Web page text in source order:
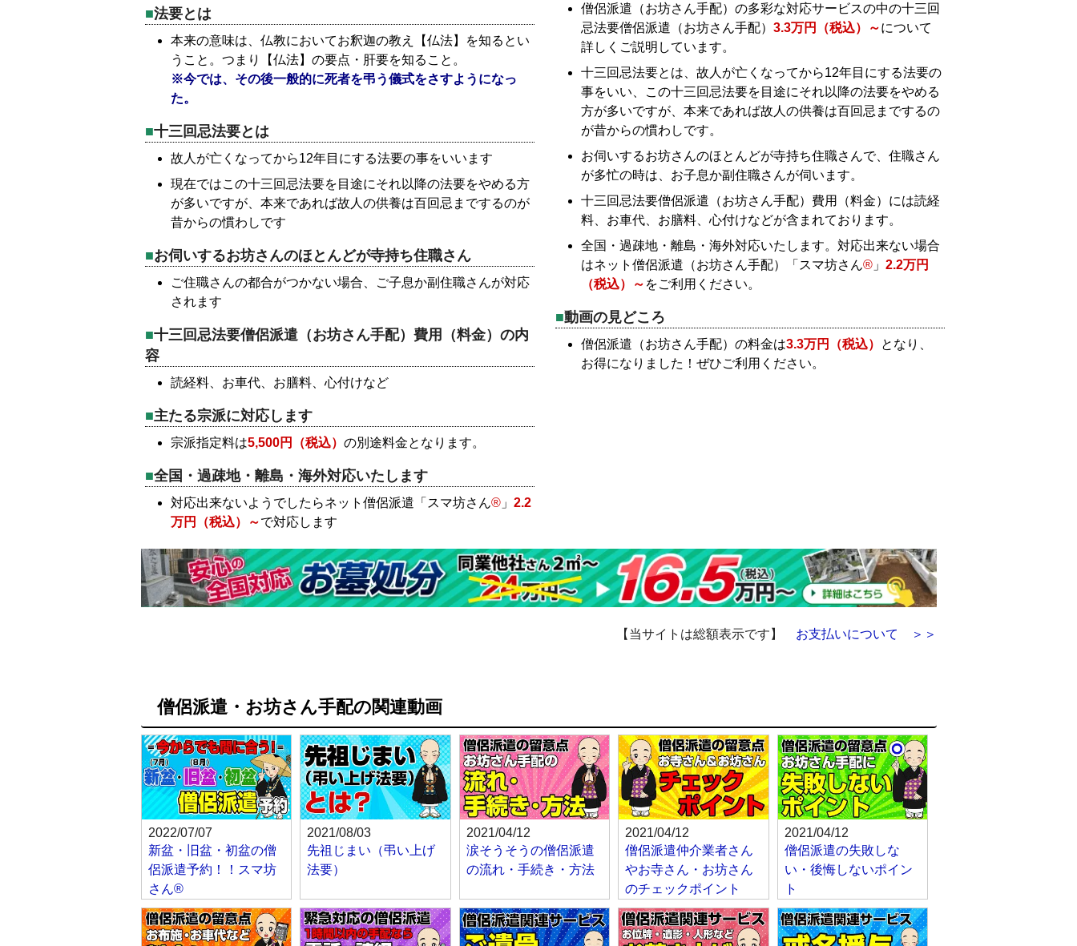
法要とは
本来の意味は、仏教においてお釈迦の教え【仏法】を知るとい
うこと。つまり【仏法】の要点・肝要を知ること。
※今では、その後一般的に死者を弔う儀式をさすようになっ
た。
十三回忌法要とは
故人が亡くなってから12年目にする法要の事をいいます
現在ではこの十三回忌法要を目途にそれ以降の法要をやめる方
が多いですが、本来であれば故人の供養は百回忌までするのが
昔からの慣わしです
お伺いするお坊さんのほとんどが寺持ち住職さん
ご住職さんの都合がつかない場合、ご子息か副住職さんが対応
されます
十三回忌法要僧侶派遣（お坊さん手配）費用（料金）の内
容
読経料、お車代、お膳料、心付けなど
主たる宗派に対応します
宗派指定料は5,500円（税込）の別途料金となります。
全国・過疎地・離島・海外対応いたします
対応出来ないようでしたらネット僧侶派遣「スマ坊さん® 」2.2
万円（税込）～で対応します
僧侶派遣（お坊さん手配）の多彩な対応サービスの中の十三回
忌法要僧侶派遣（お坊さん手配）3.3万円（税込）～について
詳しくご説明しています。
十三回忌法要とは、故人が亡くなってから12年目にする法要の
事をいい、この十三回忌法要を目途にそれ以降の法要をやめる
方が多いですが、本来であれば故人の供養は百回忌までするの
が昔からの慣わしです。
お伺いするお坊さんのほとんどが寺持ち住職さんで、住職さん
が多忙の時は、お子息か副住職さんが伺います。
十三回忌法要僧侶派遣（お坊さん手配）費用（料金）には読経
料、お車代、お膳料、心付けなどが含まれております。
全国・過疎地・離島・海外対応いたします。対応出来ない場合
はネット僧侶派遣（お坊さん手配）「スマ坊さん® 」2.2万円
（税込）～ をご利用ください。
動画の見どころ
僧侶派遣（お坊さん手配）の料金は3.3万円（税込）
となり、
お得になりました！ぜひご利用ください。
【当サイトは総額表示です】 お支払いについて ＞＞
僧侶派遣・お坊さん手配の関連動画
2022/07/07
新盆・旧盆・初盆の僧
侶派遣予約！！スマ坊
さん®
2021/08/03
先祖じまい（弔い上げ
法要）
2021/04/12
涙そうそうの僧侶派遣
の流れ・手続き・方法
2021/04/12
僧侶派遣仲介業者さん
やお寺さん・お坊さん
のチェックポイント
2021/04/12
僧侶派遣の失敗しな
い・後悔しないポイン
ト